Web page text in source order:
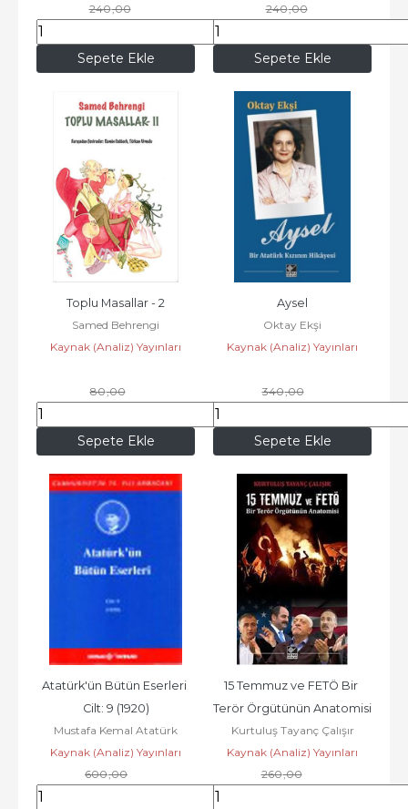
Sepete Ekle
240,00
211,20
Sepete Ekle
240,00
211,20
Sepete Ekle
Toplu Masallar - 2
Samed Behrengi
Kaynak (Analiz) Yayınları
80,00
70,40
Sepete Ekle
Aysel
Oktay Ekşi
Kaynak (Analiz) Yayınları
340,00
299,20
Atatürk'ün Bütün Eserleri
Cilt: 9 (1920)
Mustafa Kemal Atatürk
Kaynak (Analiz) Yayınları
600,00
528,00
15 Temmuz ve FETÖ Bir
Terör Örgütünün Anatomisi
Kurtuluş Tayanç Çalışır
Kaynak (Analiz) Yayınları
260,00
228,80